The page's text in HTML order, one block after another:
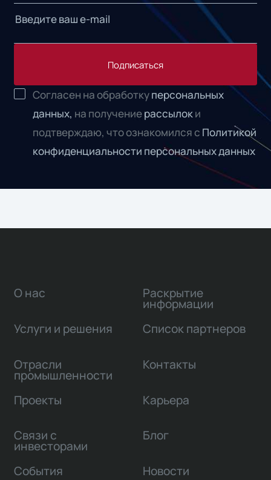
Подписаться
Согласен на обработкуперсональных
данных, на получениерассылоки
подтверждаю, что ознакомился с Политикой
конфиденциальности персональных данных
О нас
Услуги и решения
Отрасли
промышленности
Проекты
Связи с
инвесторами
Раскрытие
информации
Список партнеров
Контакты
Карьера
Блог
События Новости